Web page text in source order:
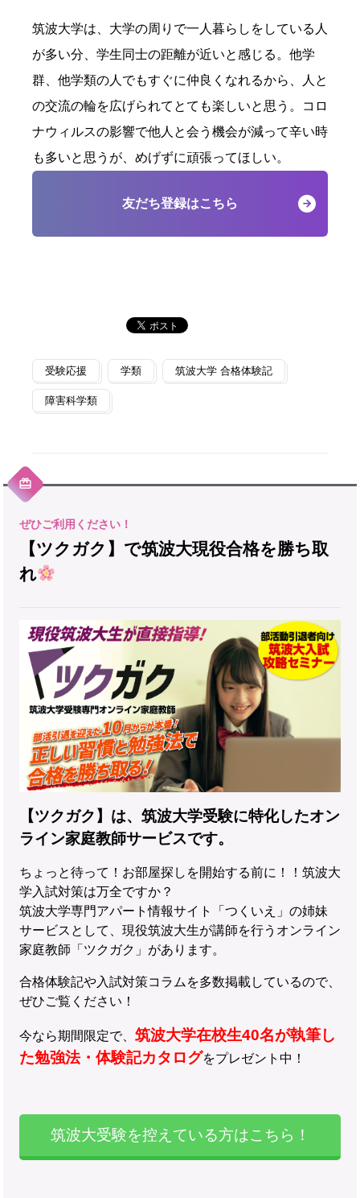
筑波大学は、大学の周りで一人暮らしをしている人
が多い分、学生同士の距離が近いと感じる。他学
群、他学類の人でもすぐに仲良くなれるから、人と
の交流の輪を広げられてとても楽しいと思う。コロ
ナウィルスの影響で他人と会う機会が減って辛い時
も多いと思うが、めげずに頑張ってほしい。
友だち登録はこちら
受験応援 学類 筑波大学 合格体験記
障害科学類
【ツクガク】で筑波大現役合格を勝ち取
れ
【ツクガク】は、筑波大学受験に特化したオン
ライン家庭教師サービスです。
ちょっと待って！お部屋探しを開始する前に！！筑波大
学入試対策は万全ですか？
筑波大学専門アパート情報サイト「つくいえ」の姉妹
サービスとして、現役筑波大生が講師を行うオンライン
家庭教師「ツクガク」があります。
合格体験記や入試対策コラムを多数掲載しているので、
ぜひご覧ください！
今なら期間限定で、 筑波大学在校生40名が執筆し
た勉強法・体験記カタログをプレゼント中！
筑波大受験を控えている方はこちら！